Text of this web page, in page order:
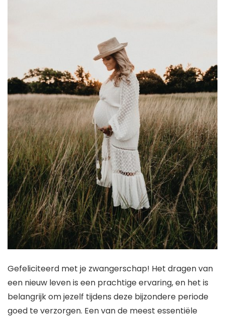
Gefeliciteerd met je zwangerschap! Het dragen van
een nieuw leven is een prachtige ervaring, en het is
belangrijk om jezelf tijdens deze bijzondere periode
goed te verzorgen. Een van de meest essentiële